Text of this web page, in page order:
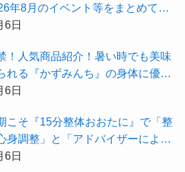
年8月のイベント等をまとめてご
6日
！人気商品紹介！暑い時でも美味
れる『かずみんち』の身体に優し
手作り減塩パンを召し上がれ♪
6日
こそ『15分整体おおたに』で「整
身調整」と「アドバイザーによる
準備」をしてみませんか？
6日